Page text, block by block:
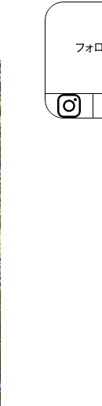
フォ